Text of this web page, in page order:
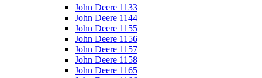
John Deere 1133
John Deere 1144
John Deere 1155
John Deere 1156
John Deere 1157
John Deere 1158
John Deere 1165